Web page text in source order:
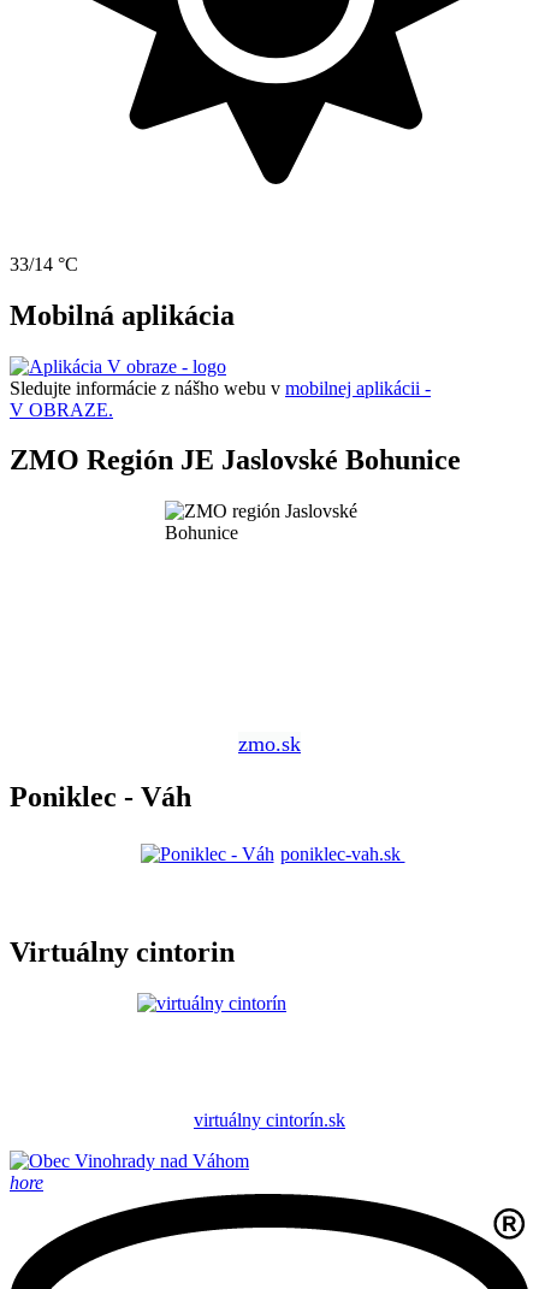
33/14 °C
Mobilná aplikácia
Sledujte informácie z nášho webu v mobilnej aplikácii -
V OBRAZE.
ZMO Región JE Jaslovské Bohunice
zmo.sk
Poniklec - Váh
poniklec-vah.sk
Virtuálny cintorin
virtuálny cintorín.sk
hore